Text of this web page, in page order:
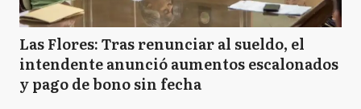
Las Flores: Tras renunciar al sueldo, el
intendente anunció aumentos escalonados
y pago de bono sin fecha